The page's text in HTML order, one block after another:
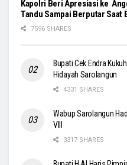
Kapolri Beri Apresiasi ke
Tandu Sampai Berputar Saat
7596 SHARES
Bupati Cek Endra
Hidayah Sarolangun
4331 SHARES
Wabup Sarolangun
VIII
3317 SHARES